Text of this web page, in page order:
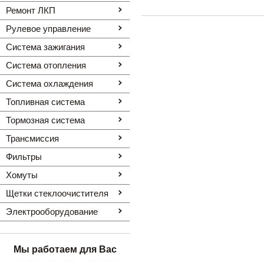
Ремонт ЛКП
Рулевое управление
Система зажигания
Система отопления
Система охлаждения
Топливная система
Тормозная система
Трансмиссия
Фильтры
Хомуты
Щетки стеклоочистителя
Электрооборудование
Мы работаем для Вас